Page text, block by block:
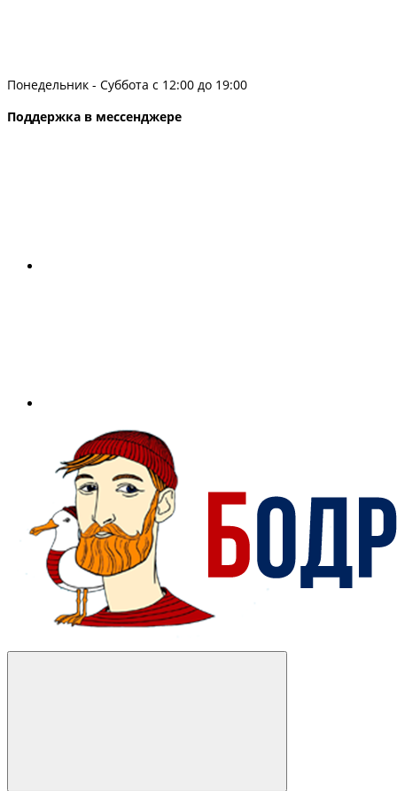
Понедельник - Суббота с 12:00 до 19:00
Поддержка в мессенджере